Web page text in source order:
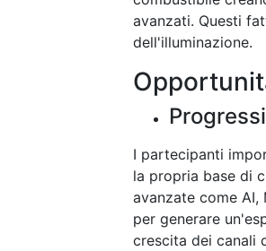
avanzati. Questi
dell'illuminazione.
I partecipanti
la propria base di
avanzate come
per generare
crescita dei canali